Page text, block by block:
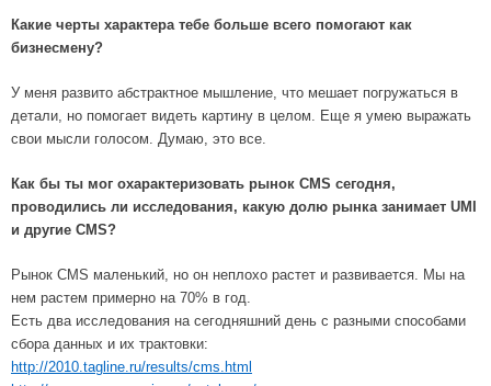
Какие черты характера тебе больше всего помогают как
бизнесмену?
У меня развито абстрактное мышление, что мешает погружаться в
детали, но помогает видеть картину в целом. Еще я умею выражать
свои мысли голосом. Думаю, это все.
Как бы ты мог охарактеризовать рынок CMS сегодня,
проводились ли исследования, какую долю рынка занимает UMI
и другие CMS?
Рынок CMS маленький, но он неплохо растет и развивается. Мы на
нем растем примерно на 70% в год.
Есть два исследования на сегодняшний день с разными способами
сбора данных и их трактовки:
http://2010.tagline.ru/results/cms.html